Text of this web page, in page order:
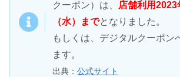
クーポン）は、 店舗利用2023
（水）までとなりました。
もしくは、デジタルクーポン
ます。
出典： 公式サイト